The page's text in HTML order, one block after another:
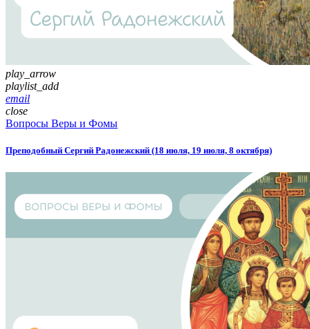
play_arrow
playlist_add
email
close
Вопросы Веры и Фомы
Преподобный Сергий Радонежский (18 июля, 19 июля, 8 октября)